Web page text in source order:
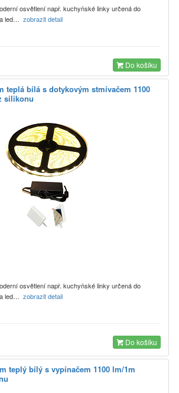
osvětlení např. kuchyňské linky určená do
led… zobrazit detail
Do košíku
teplá bílá s dotykovým stmívačem 1100
silikonu
osvětlení např. kuchyňské linky určená do
led… zobrazit detail
Do košíku
teplý bílý s vypínačem 1100 lm/1m